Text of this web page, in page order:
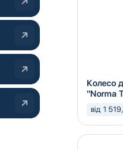
Колесо
"Norma
від 1